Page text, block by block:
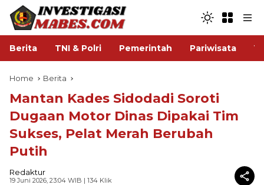
Berita TNI & Polri Pemerintah Pariwisata
Home Berita
Mantan Kades Sidodadi Soroti
Dugaan Motor Dinas Dipakai Tim
Sukses, Pelat Merah Berubah
Putih
Redaktur
19 Juni 2026, 23:04 WIB | 134 Klik